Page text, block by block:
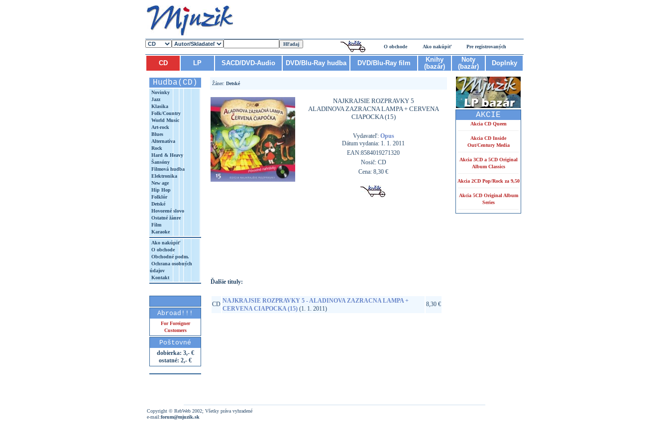
O obchode Ako nakúpiť Pre registrovaných
CD LP SACD/DVD-Audio DVD/Blu-Ray hudba DVD/Blu-Ray film
Knihy
(bazár)
Noty
(bazár)
Doplnky
Hudba(CD)
Novinky
Jazz
Klasika
Folk/Country
World Music
Art-rock
Blues
Alternatíva
Rock
Hard & Heavy
Šansóny
Filmová hudba
Elektronika
New age
Hip Hop
Folklór
Detské
Hovorené slovo
Ostatné žánre
Film
Karaoke
Ako nakúpiť
O obchode
Obchodné podm.
Ochrana osobných
údajov
Kontakt
Abroad!!!
For Foreigner
Customers
Poštovné
dobierka: 3,- €
ostatné: 2,- €
Žáner: Detské
NAJKRAJSIE ROZPRAVKY 5
ALADINOVA ZAZRACNA LAMPA + CERVENA
CIAPOCKA (15)
Vydavateľ: Opus
Dátum vydania: 1. 1. 2011
EAN:8584019271320
Nosič: CD
Cena: 8,30 €
Ďalšie tituly:
CD NAJKRAJSIE ROZPRAVKY 5 - ALADINOVA ZAZRACNA LAMPA +
CERVENA CIAPOCKA (15) (1. 1. 2011)
8,30 €
AKCIE
Akcia CD Queen
Akcia CD Inside
Out/Century Media
Akcia 3CD a 5CD Original
Album Classics
Akcia 2CD Pop/Rock za 9,50
Akcia 5CD Original Album
Series
Copyright © RebWeb 2002; Všetky práva vyhradené
e-mail:forum@mjuzik.sk